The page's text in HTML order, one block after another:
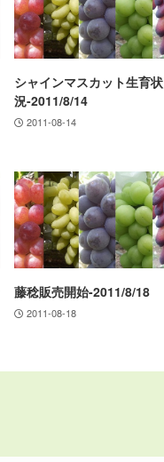
シャインマスカット生育状
況-2011/8/14
2011-08-14
藤稔販売開始-2011/8/18
2011-08-18